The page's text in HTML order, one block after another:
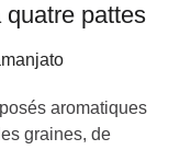
quatre pattes
aromatiques
graines, de